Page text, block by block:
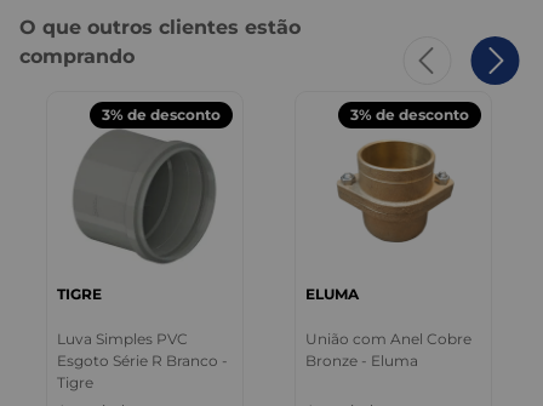
O que outros clientes estão
comprando
3% de desconto
TIGRE
Luva Simples PVC
Esgoto Série R Branco -
Tigre
3% de desconto
ELUMA
União com Anel Cobre
Bronze - Eluma